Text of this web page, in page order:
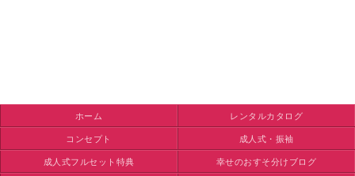
ホーム
レンタルカタログ
コンセプト
成人式・振袖
成人式フルセット特典
幸せのおすそ分けブログ